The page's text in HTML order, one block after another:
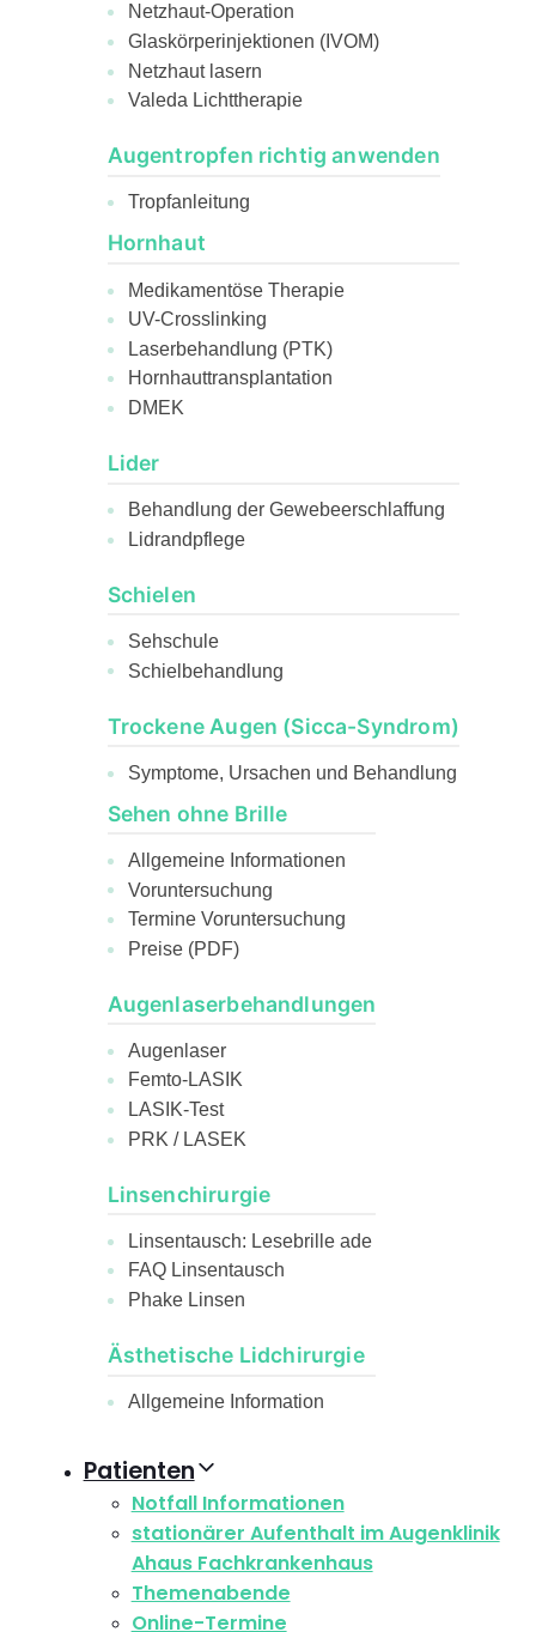
Netzhaut-Operation
Glaskörperinjektionen (IVOM)
Netzhaut lasern
Valeda Lichttherapie
Augentropfen richtig anwenden
Tropfanleitung
Hornhaut
Medikamentöse Therapie
UV-Crosslinking
Laserbehandlung (PTK)
Hornhauttransplantation
DMEK
Lider
Behandlung der Gewebeerschlaffung
Lidrandpflege
Schielen
Sehschule
Schielbehandlung
Trockene Augen (Sicca-Syndrom)
Symptome, Ursachen und Behandlung
Sehen ohne Brille
Allgemeine Informationen
Voruntersuchung
Termine Voruntersuchung
Preise (PDF)
Augenlaserbehandlungen
Augenlaser
Femto-LASIK
LASIK-Test
PRK / LASEK
Linsenchirurgie
Linsentausch: Lesebrille ade
FAQ Linsentausch
Phake Linsen
Ästhetische Lidchirurgie
Allgemeine Information
Patienten
Notfall Informationen
stationärer Aufenthalt im Augenklinik
Ahaus Fachkrankenhaus
Themenabende
Online-Termine